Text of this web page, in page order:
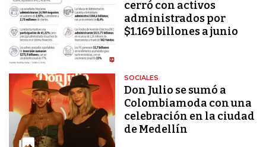
cerró con activos
administrados por
$1.169 billones a junio
SOCIALES
Don Julio se sumó a
Colombiamoda con una
celebración en la ciudad
de Medellín